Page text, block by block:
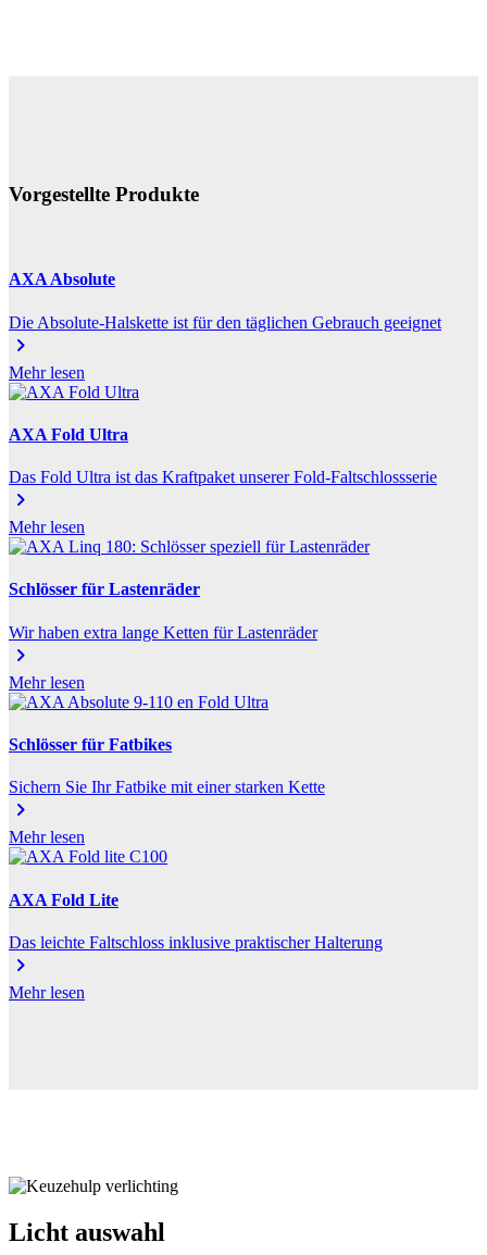
Vorgestellte Produkte
AXA Absolute
Die Absolute-Halskette ist für den täglichen Gebrauch geeignet
chevron_right
Mehr lesen
AXA Fold Ultra
Das Fold Ultra ist das Kraftpaket unserer Fold-Faltschlossserie
chevron_right
Mehr lesen
Schlösser für Lastenräder
Wir haben extra lange Ketten für Lastenräder
chevron_right
Mehr lesen
Schlösser für Fatbikes
Sichern Sie Ihr Fatbike mit einer starken Kette
chevron_right
Mehr lesen
AXA Fold Lite
Das leichte Faltschloss inklusive praktischer Halterung
chevron_right
Mehr lesen
Licht auswahl